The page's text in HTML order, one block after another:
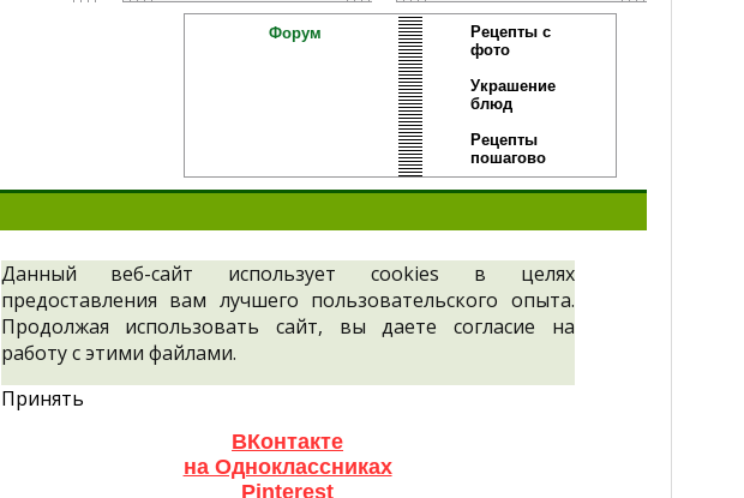
Форум
Рецепты с
фото
Украшение
блюд
Рецепты
пошагово
Данный веб-сайт использует cookies в целях
предоставления вам лучшего пользовательского опыта.
Продолжая использовать сайт, вы даете согласие на
работу с этими файлами.
Принять
ВКонтакте
на Одноклассниках
Pinterest